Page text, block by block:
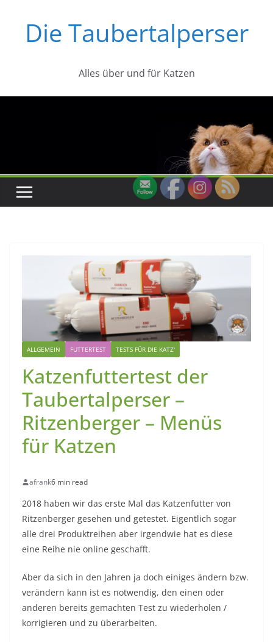
springenDie Taubertalperser
Alles über und für Katzen
ALLGEMEIN FUTTERTEST TESTS FÜR DIE KATZ'
Katzenfuttertest der
Taubertalperser –
Ritzenberger – Menüs
für Katzen
afrank6 min read
2018 haben wir das erste Mal das Katzenfutter von
Ritzenberger gesehen und getestet. Eigentlich sogar
alle drei Produktreihen aber irgendwie hat es diese
eine Reihe nie online geschafft.
Aber da sich in den Jahren ja doch einiges ändern bzw.
verändern kann ist es notwendig, den einen oder
anderen bereits gemachten Test zu wiederholen /
korrigieren und zu überarbeiten.